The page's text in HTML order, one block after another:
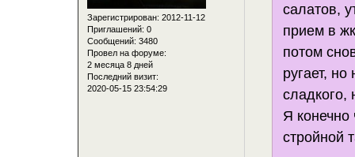
Зарегистрирован: 2012-11-12
Приглашений: 0
Сообщений: 3480
Провел на форуме:
2 месяца 8 дней
Последний визит:
2020-05-15 23:54:29
салатов,
прием в
потом
ругает,
сладкого,
Я конечно
стройной